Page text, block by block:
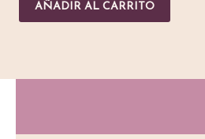
AÑADIR AL CARRITO